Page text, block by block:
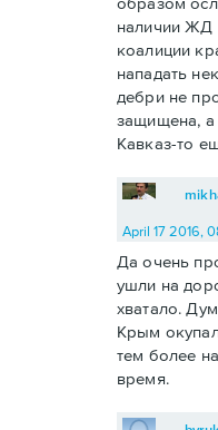
наличии ЖД
коалиции
нападать
дебри не
защищена, а
Кавказ-то
April 17 2016,
Да очень
ушли на
хватало.
Крым
тем более
время.